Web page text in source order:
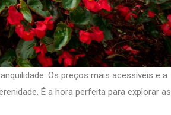
Os preços mais acessíveis e a
É a hora perfeita para explorar as